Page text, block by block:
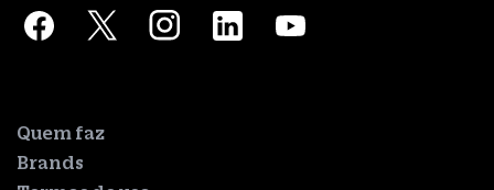
Quem faz
Brands